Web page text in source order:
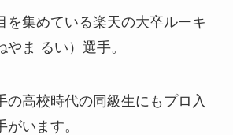
を集めている楽天の大卒ルーキ
ま るい）選手。
の高校時代の同級生にもプロ入
がいます。